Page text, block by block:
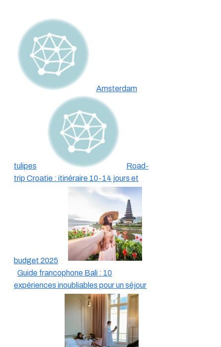
Amsterdam
tulipes
Road-
trip Croatie : itinéraire 10-14 jours et
budget 2025
Guide francophone Bali : 10
expériences inoubliables pour un séjour